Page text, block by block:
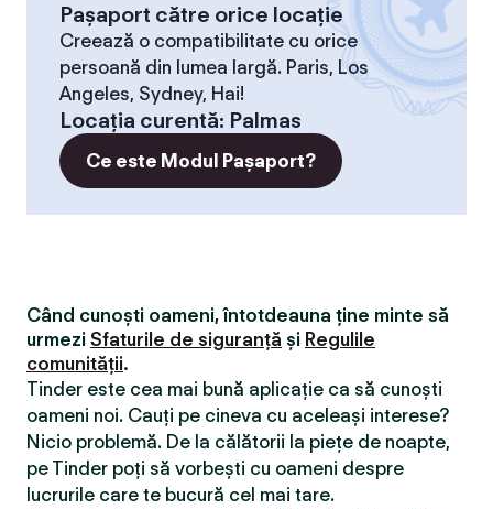
Pașaport către orice locație
Creează o compatibilitate cu orice
persoană din lumea largă. Paris, Los
Angeles, Sydney, Hai!
Locaţia curentă: Palmas
Ce este Modul Pașaport?
Când cunoști oameni, întotdeauna ține minte să
urmezi Sfaturile de siguranță și Regulile
comunității.
Tinder este cea mai bună aplicație ca să cunoști
oameni noi. Cauți pe cineva cu aceleași interese?
Nicio problemă. De la călătorii la piețe de noapte,
pe Tinder poți să vorbești cu oameni despre
lucrurile care te bucură cel mai tare.